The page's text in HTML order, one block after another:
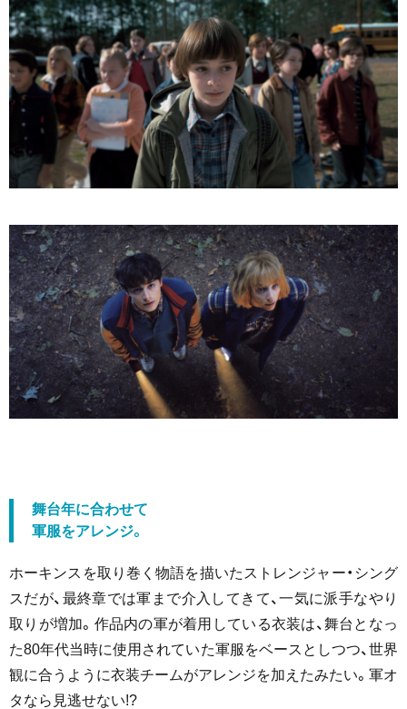
舞台年に合わせて
軍服をアレンジ。
ホーキンスを取り巻く物語を描いたストレンジャー・シング
スだが、最終章では軍まで介入してきて、一気に派手なやり
取りが増加。作品内の軍が着用している衣装は、舞台となっ
た80年代当時に使用されていた軍服をベースとしつつ、世界
観に合うように衣装チームがアレンジを加えたみたい。軍オ
タなら見逃せない!?